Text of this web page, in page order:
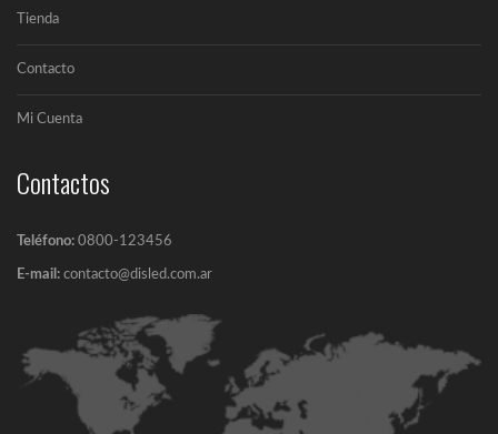
Tienda
Contacto
Mi Cuenta
Contactos
Teléfono: 0800-123456
E-mail: contacto@disled.com.ar